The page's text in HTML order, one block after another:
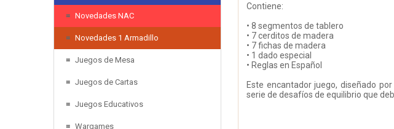
Novedades NAC
Novedades 1 Armadillo
Juegos de Mesa
Juegos de Cartas
Juegos Educativos
Wargames
Contiene:
• 8 segmentos de tablero
• 7 cerditos de madera
• 7 fichas de madera
• 1 dado especial
• Reglas en Español
Este encantador juego, diseñado
serie de desafíos de equilibrio que